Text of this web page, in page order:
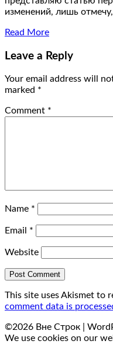
изменений, лишь
Read More
Leave a Reply
Your email address will
marked *
Comment *
Name *
Email *
Website
This site uses Akismet to
comment data is
©2026 Вне Строк |
We use cookies on our